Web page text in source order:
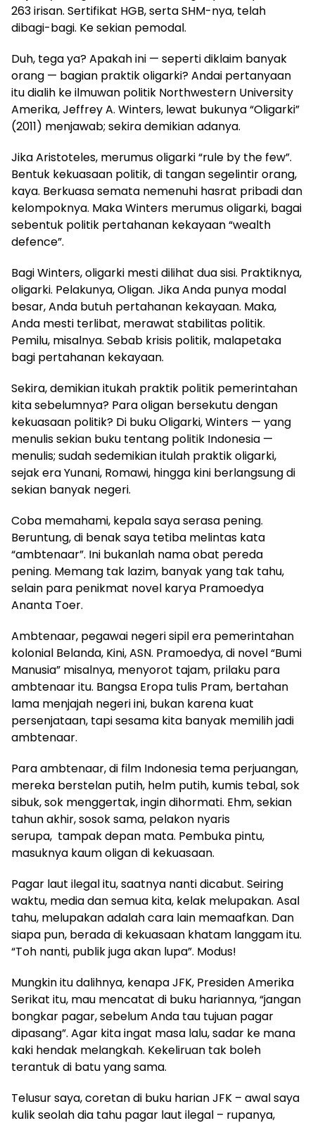
263 irisan. Sertifikat HGB, serta SHM-nya, telah
dibagi-bagi. Ke sekian pemodal.
Duh, tega ya? Apakah ini — seperti diklaim banyak
orang — bagian praktik oligarki? Andai pertanyaan
itu dialih ke ilmuwan politik Northwestern University
Amerika, Jeffrey A. Winters, lewat bukunya “Oligarki”
(2011) menjawab; sekira demikian adanya.
Jika Aristoteles, merumus oligarki “rule by the few”.
Bentuk kekuasaan politik, di tangan segelintir orang,
kaya. Berkuasa semata nemenuhi hasrat pribadi dan
kelompoknya. Maka Winters merumus oligarki, bagai
sebentuk politik pertahanan kekayaan “wealth
defence”.
Bagi Winters, oligarki mesti dilihat dua sisi. Praktiknya,
oligarki. Pelakunya, Oligan. Jika Anda punya modal
besar, Anda butuh pertahanan kekayaan. Maka,
Anda mesti terlibat, merawat stabilitas politik.
Pemilu, misalnya. Sebab krisis politik, malapetaka
bagi pertahanan kekayaan.
Sekira, demikian itukah praktik politik pemerintahan
kita sebelumnya? Para oligan bersekutu dengan
kekuasaan politik? Di buku Oligarki, Winters — yang
menulis sekian buku tentang politik Indonesia —
menulis; sudah sedemikian itulah praktik oligarki,
sejak era Yunani, Romawi, hingga kini berlangsung di
sekian banyak negeri.
Coba memahami, kepala saya serasa pening.
Beruntung, di benak saya tetiba melintas kata
“ambtenaar”. Ini bukanlah nama obat pereda
pening. Memang tak lazim, banyak yang tak tahu,
selain para penikmat novel karya Pramoedya
Ananta Toer.
Ambtenaar, pegawai negeri sipil era pemerintahan
kolonial Belanda, Kini, ASN. Pramoedya, di novel “Bumi
Manusia” misalnya, menyorot tajam, prilaku para
ambtenaar itu. Bangsa Eropa tulis Pram, bertahan
lama menjajah negeri ini, bukan karena kuat
persenjataan, tapi sesama kita banyak memilih jadi
ambtenaar.
Para ambtenaar, di film Indonesia tema perjuangan,
mereka berstelan putih, helm putih, kumis tebal, sok
sibuk, sok menggertak, ingin dihormati. Ehm, sekian
tahun akhir, sosok sama, pelakon nyaris
serupa, tampak depan mata. Pembuka pintu,
masuknya kaum oligan di kekuasaan.
Pagar laut ilegal itu, saatnya nanti dicabut. Seiring
waktu, media dan semua kita, kelak melupakan. Asal
tahu, melupakan adalah cara lain memaafkan. Dan
siapa pun, berada di kekuasaan khatam langgam itu.
“Toh nanti, publik juga akan lupa”. Modus!
Mungkin itu dalihnya, kenapa JFK, Presiden Amerika
Serikat itu, mau mencatat di buku hariannya, “jangan
bongkar pagar, sebelum Anda tau tujuan pagar
dipasang”. Agar kita ingat masa lalu, sadar ke mana
kaki hendak melangkah. Kekeliruan tak boleh
terantuk di batu yang sama.
Telusur saya, coretan di buku harian JFK – awal saya
kulik seolah dia tahu pagar laut ilegal – rupanya,